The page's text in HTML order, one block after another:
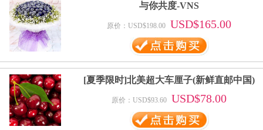
与你共度-VNS
原价：USD$198.00 USD$165.00
[夏季限时]北美超大车厘子(新鲜直邮中国)
原价：USD$93.60 USD$78.00